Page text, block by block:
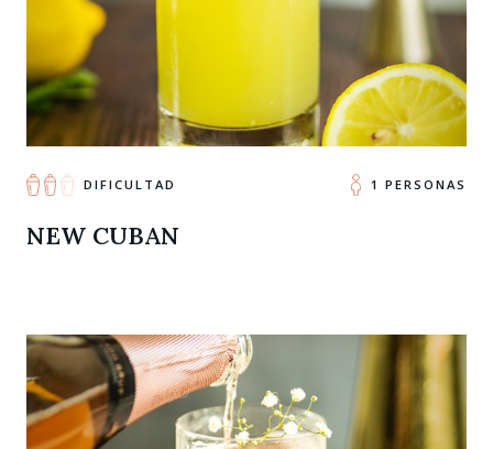
DIFICULTAD 1 PERSONAS
NEW CUBAN